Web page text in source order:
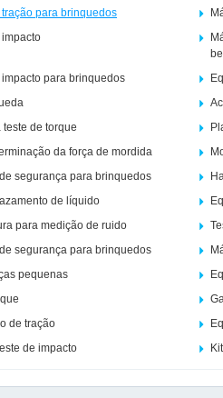
para brinquedos
para brinquedos
de torque
da força de mordida
segurança para brinquedos
de líquido
para medição de ruido
segurança para brinquedos
pequenas
de tração
de impacto